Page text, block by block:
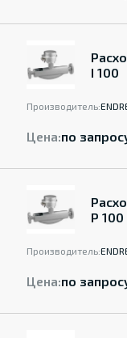
I 100
Производитель:
Цена:по
P 100
Производитель:
Цена:по